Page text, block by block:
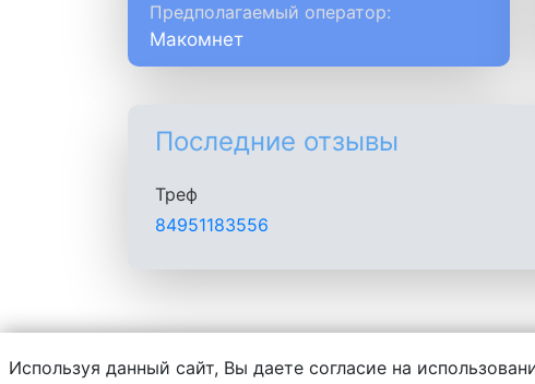
Предполагаемый оператор:
Макомнет
Последние отзывы
Треф
84951183556
Администрация сайта не несет
Используя данный сайт, Вы даете согласие на